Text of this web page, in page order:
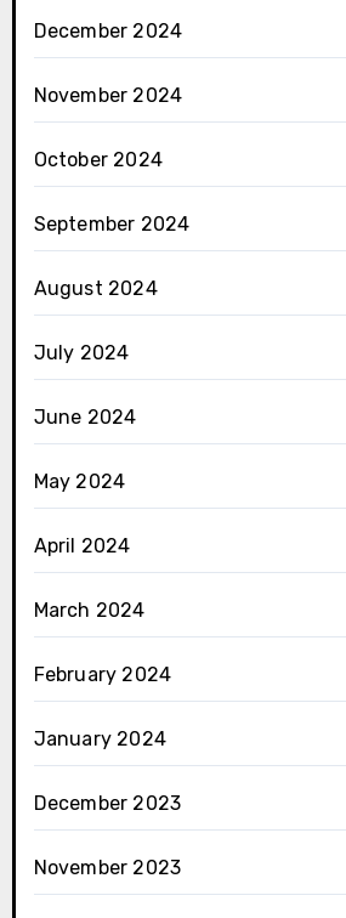
December 2024
November 2024
October 2024
September 2024
August 2024
July 2024
June 2024
May 2024
April 2024
March 2024
February 2024
January 2024
December 2023
November 2023